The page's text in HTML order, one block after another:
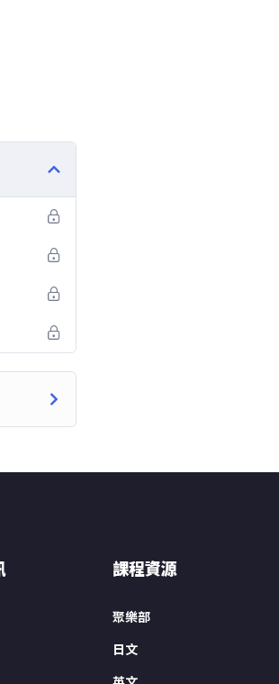
學員。
步銜接
的文章
；到了
閱讀與
課程資源
聚樂部
日文